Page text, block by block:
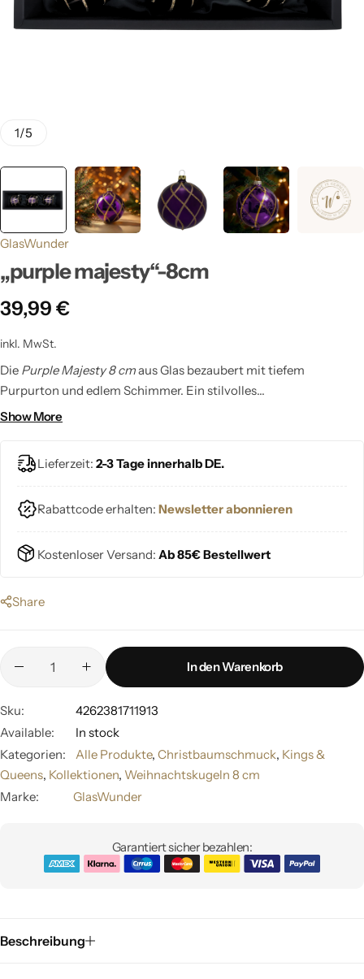
1/5
GlasWunder
„purple majesty“-8cm
39,99 €
inkl. MwSt.
Die Purple Majesty 8 cmaus Glas bezaubert mit tiefem
Purpurton und edlem Schimmer. Ein stilvolles
Weihnachtsornament, das deinem Baum festliche Wärme und
Show More
Lieferzeit: 2-3 Tage innerhalb DE.
Rabattcode erhalten: Newsletter abonnieren
Kostenloser Versand: Ab 85€ Bestellwert
Share
In den Warenkorb
Sku:
4262381711913
Available:
In stock
Kategorien:
Alle Produkte, Christbaumschmuck, Kings &
Queens, Kollektionen, Weihnachtskugeln 8 cm
Marke:
GlasWunder
Garantiert sicher bezahlen:
Beschreibung